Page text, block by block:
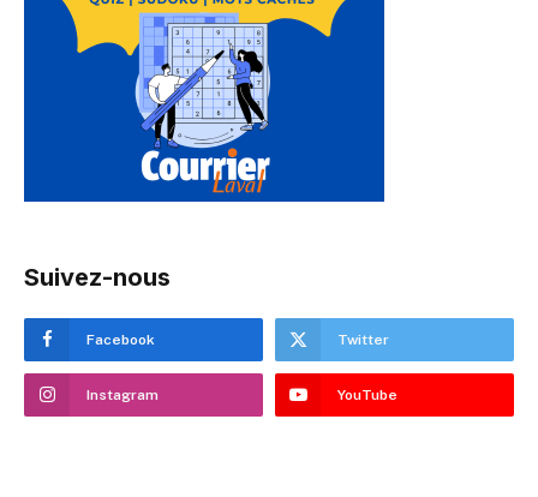
Suivez-nous
Facebook Twitter
Instagram YouTube